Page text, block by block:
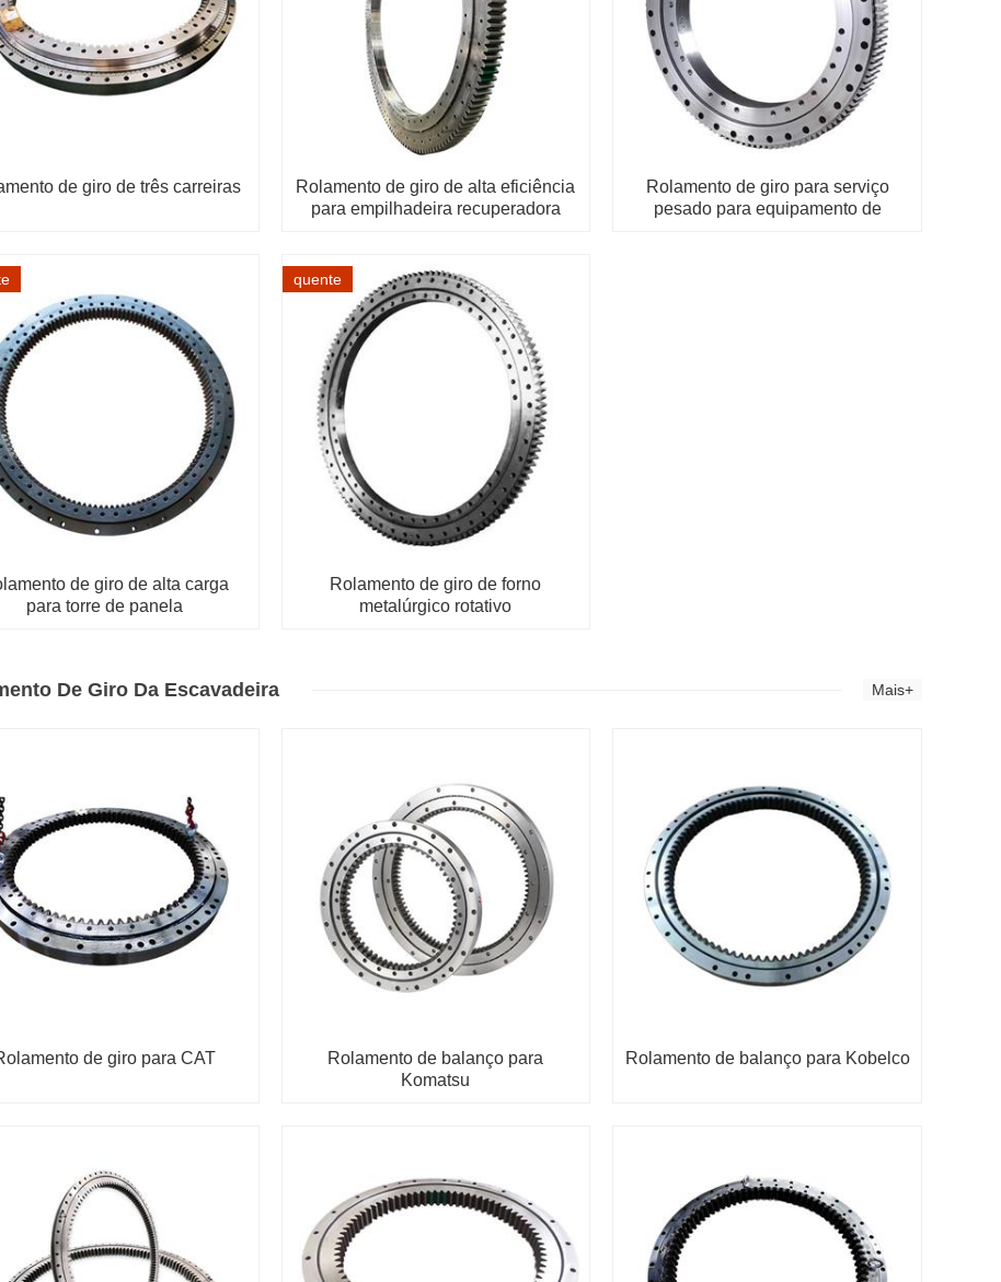
de giro de três carreiras
Rolamento de giro de alta eficiência
para empilhadeira recuperadora
Rolamento de giro para serviço
pesado para equipamento de
de giro de alta carga
para torre de panela
quente
Rolamento de giro de forno
metalúrgico rotativo
De Giro Da Escavadeira Mais+
de giro para CAT
Rolamento de balanço para
Komatsu
Rolamento de balanço para Kobelco